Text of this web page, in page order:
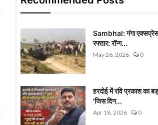
Sambhal: गंगा
रफ्तार: रॉन्ग...
May 26, 2026 0
हरदोई में रवि प्रकाश का
'जिस दिन...
Apr 18, 2026 0